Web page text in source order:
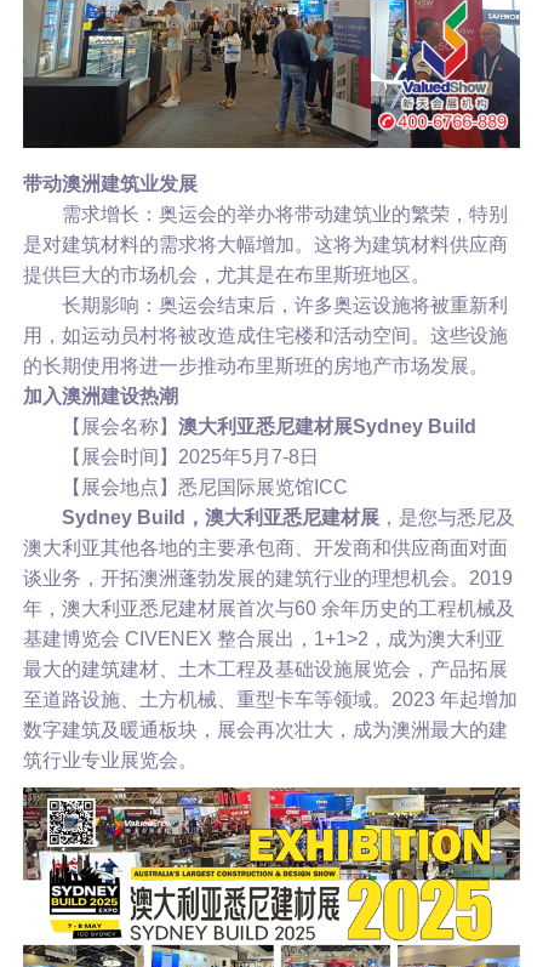
带动澳洲建筑业发展
需求增长：奥运会的举办将带动建筑业的繁荣，特别
是对建筑材料的需求将大幅增加。这将为建筑材料供应商
提供巨大的市场机会，尤其是在布里斯班地区。
长期影响：奥运会结束后，许多奥运设施将被重新利
用，如运动员村将被改造成住宅楼和活动空间。这些设施
的长期使用将进一步推动布里斯班的房地产市场发展。
加入澳洲建设热潮
【展会名称】 澳大利亚悉尼建材展Sydney Build
【展会时间】2025年5月7-8日
【展会地点】悉尼国际展览馆ICC
Sydney Build，澳大利亚悉尼建材展，是您与悉尼及
澳大利亚其他各地的主要承包商、开发商和供应商面对面
谈业务，开拓澳洲蓬勃发展的建筑行业的理想机会。2019
年，澳大利亚悉尼建材展首次与60 余年历史的工程机械及
基建博览会 CIVENEX 整合展出，1+1>2，成为澳大利亚
最大的建筑建材、土木工程及基础设施展览会，产品拓展
至道路设施、土方机械、重型卡车等领域。2023 年起增加
数字建筑及暖通板块，展会再次壮大，成为澳洲最大的建
筑行业专业展览会。